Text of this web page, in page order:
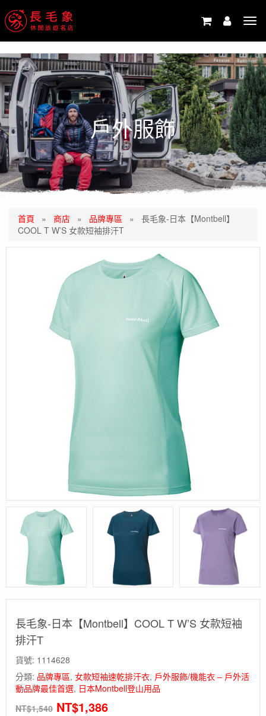
戶外服飾
首頁 » 商店 » 品牌專區 » 長毛象-日本【Montbell】
COOL T W’S 女款短袖排汗T
長毛象-日本【Montbell】COOL T W’S 女款短袖
排汗T
貨號: 1114628
分類: 品牌專區, 女款短袖速乾排汗衣, 戶外服飾/機能衣 – 戶外活
動品牌最佳首選, 日本Montbell登山用品
NT$1,540 NT$1,386